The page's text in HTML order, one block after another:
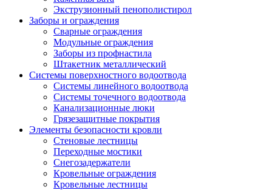
Экструзионный пенополистирол
Заборы и ограждения
Сварные ограждения
Модульные ограждения
Заборы из профнастила
Штакетник металлический
Системы поверхностного водоотвода
Системы линейного водоотвода
Системы точечного водоотвода
Канализационные люки
Грязезащитные покрытия
Элементы безопасности кровли
Стеновые лестницы
Переходные мостики
Снегозадержатели
Кровельные ограждения
Кровельные лестницы